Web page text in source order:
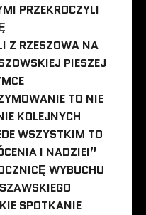
PRZEKROCZYLI
Z RZESZOWA NA
PIESZEJ
TO NIE
KOLEJNYCH
WSZYSTKIM TO
I NADZIEI”
WYBUCHU
SPOTKANIE